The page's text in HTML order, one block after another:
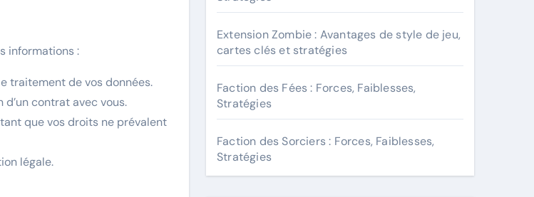
informations :
traitement de vos données.
contrat avec vous.
que vos droits ne prévalent
légale.
Extension Zombie : Avantages de style de jeu,
cartes clés et stratégies
Faction des Fées : Forces, Faiblesses,
Stratégies
Faction des Sorciers : Forces, Faiblesses,
Stratégies